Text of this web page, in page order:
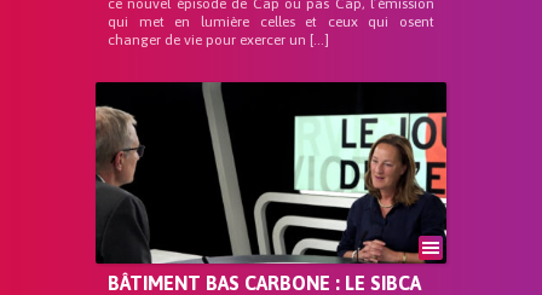
ce nouvel épisode de Cap ou pas Cap, l’émission
qui met en lumière celles et ceux qui osent
changer de vie pour exercer un […]
BÂTIMENT BAS CARBONE : LE SIBCA